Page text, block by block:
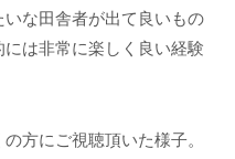
な田舎者が出て良いもの
は非常に楽しく良い経験
方にご視聴頂いた様子。